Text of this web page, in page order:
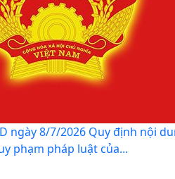
ngày 8/7/2026 Quy định nội
phạm pháp luật của...